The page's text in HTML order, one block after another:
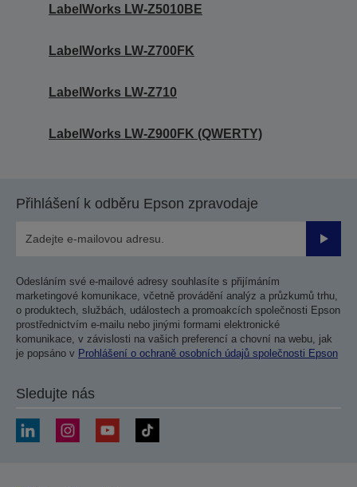
LabelWorks LW-Z5010BE
LabelWorks LW-Z700FK
LabelWorks LW-Z710
LabelWorks LW-Z900FK (QWERTY)
Přihlášení k odběru Epson zpravodaje
Odesláním své e-mailové adresy souhlasíte s přijímáním
marketingové komunikace, včetně provádění analýz a průzkumů trhu,
o produktech, službách, událostech a promoakcích společnosti Epson
prostřednictvím e-mailu nebo jinými formami elektronické
komunikace, v závislosti na vašich preferencí a chovní na webu, jak
je popsáno v Prohlášení o ochraně osobních údajů společnosti Epson
Sledujte nás